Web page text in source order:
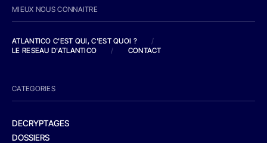
MIEUX NOUS CONNAITRE
ATLANTICO C'EST QUI, C'EST QUOI ?
/
LE RESEAU D'ATLANTICO
/ CONTACT
CATEGORIES
DECRYPTAGES
DOSSIERS